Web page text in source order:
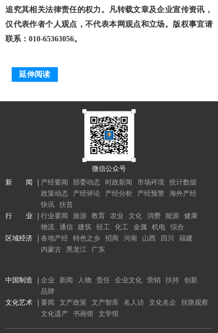
追究其相关法律责任的权力。凡转载文章及企业宣传资讯，
仅代表作者个人观点，不代表本网观点和立场。版权事宜请
联系：010-65363056。
延伸阅读
微信公众号
新 闻
产经要闻 部委动态 时政新闻 市场环境
统计数据
政策动态
产经评论 产经分析 产经预警
海外产经
快讯
扶贫
行 业
行业要闻 旅游 教育 农业 文化 消费 能源
健康
物流
通信 建筑 轻工 化工 金属 机电
综合
区域经济
各地产经 特色之乡 招商 河南 山西 四川
福建
内蒙古
黑龙江 广东
中国制造 企业 新闻 人物 责任 企业文化 营销 扶持
创新
品牌
文化艺术
要闻 文产政策 文产智库 名人访 文化名企
丝路观察
文化遗产
书画馆 文学馆